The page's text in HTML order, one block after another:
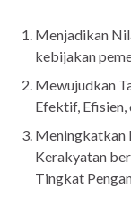
Menjadikan
kebijakan
Mewujudkan
Efektif,
Meningkatkan
Kerakyatan
Tingkat